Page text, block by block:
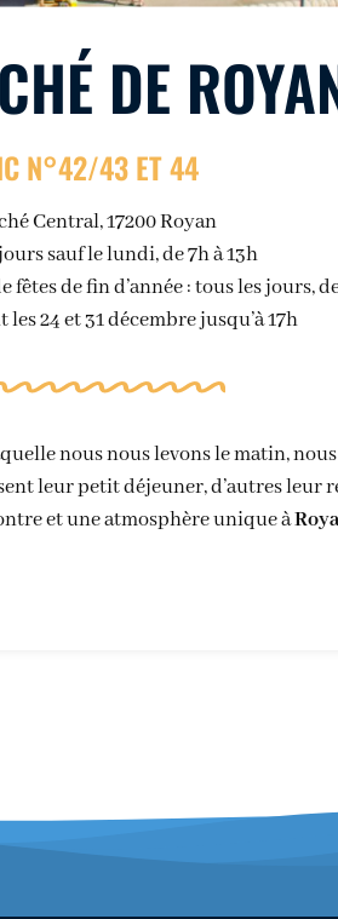
DE
N°42/43 ET 44
Central, 17200 Royan
sauf le lundi, de 7h à 13h
de fin d’année : tous les jours,
24 et 31 décembre jusqu’à 17h
nous nous levons le matin,
leur petit déjeuner, d’autres leur
et une atmosphère unique à